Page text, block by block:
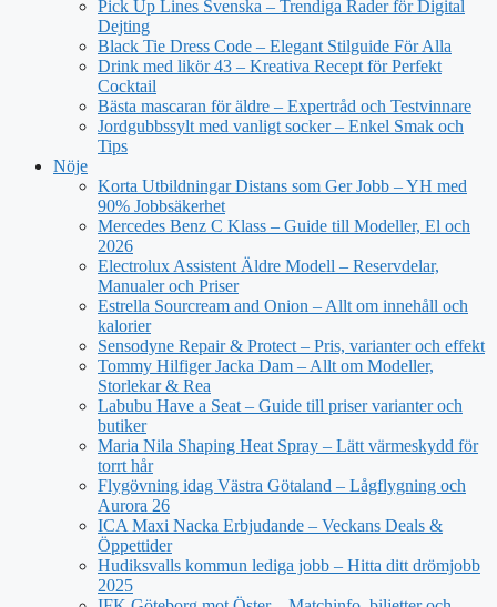
Pick Up Lines Svenska – Trendiga Rader för Digital
Dejting
Black Tie Dress Code – Elegant Stilguide För Alla
Drink med likör 43 – Kreativa Recept för Perfekt
Cocktail
Bästa mascaran för äldre – Expertråd och Testvinnare
Jordgubbssylt med vanligt socker – Enkel Smak och
Tips
Nöje
Korta Utbildningar Distans som Ger Jobb – YH med
90% Jobbsäkerhet
Mercedes Benz C Klass – Guide till Modeller, El och
2026
Electrolux Assistent Äldre Modell – Reservdelar,
Manualer och Priser
Estrella Sourcream and Onion – Allt om innehåll och
kalorier
Sensodyne Repair & Protect – Pris, varianter och effekt
Tommy Hilfiger Jacka Dam – Allt om Modeller,
Storlekar & Rea
Labubu Have a Seat – Guide till priser varianter och
butiker
Maria Nila Shaping Heat Spray – Lätt värmeskydd för
torrt hår
Flygövning idag Västra Götaland – Lågflygning och
Aurora 26
ICA Maxi Nacka Erbjudande – Veckans Deals &
Öppettider
Hudiksvalls kommun lediga jobb – Hitta ditt drömjobb
2025